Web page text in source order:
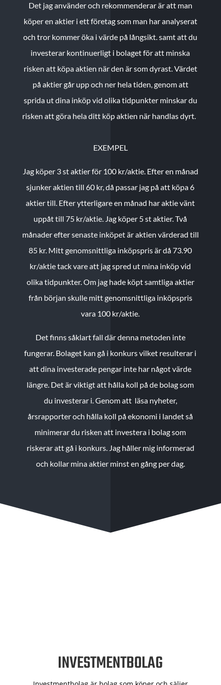
Det jag använder och rekommenderar är att man
köper en aktier i ett företag som man har analyserat
och tror kommer öka i värde på långsikt. samt att du
investerar kontinuerligt i bolaget för att minska
risken att köpa aktien när den är som dyrast. Värdet
på aktier går upp och ner hela tiden, genom att
sprida ut dina inköp vid olika tidpunkter minskar du
risken att göra hela ditt köp aktien när handlas dyrt.
EXEMPEL
Jag köper 3 st aktier för 100 kr/aktie. Efter en månad
sjunker aktien till 60 kr, då passar jag på att köpa 6
aktier till. Efter ytterligare en månad har aktie vänt
uppåt till 75 kr/aktie. Jag köper 5 st aktier.Två
månader efter senaste inköpet är aktien värderad till
85 kr. Mitt genomsnittliga inköpspris är då 73.90
kr/aktie tack vare att jag spred ut mina inköp vid
olika tidpunkter. Om jag hade köpt samtliga aktier
från början skulle mitt genomsnittliga inköpspris
vara 100 kr/aktie.
Det finns såklart fall där denna metoden inte
fungerar. Bolaget kan gå i konkurs vilket resulterar i
att dina investerade pengar inte har något värde
längre. Det är viktigt att hålla koll på de bolag som
du investerar i. Genom att läsa nyheter,
årsrapporter och hålla koll på ekonomi i landet så
minimerar du risken att investera i bolag som
riskerar att gå i konkurs. Jag håller mig informerad
och kollar mina aktier minst en gång per dag.
INVESTMENTBOLAG